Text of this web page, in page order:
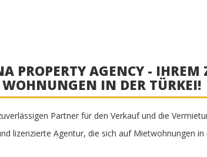
PROPERTY AGENCY - IHREM
IN DER TÜRKEI!
Partner für den Verkauf und die
lizenzierte Agentur, die sich auf Mietwohnungen